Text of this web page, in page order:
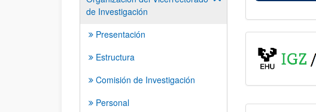
de Investigación
Presentación
Estructura
Comisión de Investigación
Personal